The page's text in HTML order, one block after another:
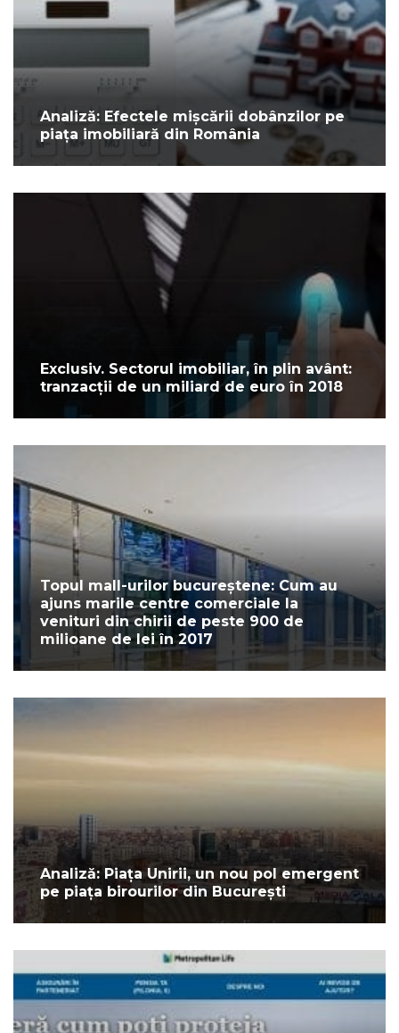
Analiză: Efectele mișcării dobânzilor pe
piața imobiliară din România
Exclusiv. Sectorul imobiliar, în plin avânt:
tranzacții de un miliard de euro în 2018
Topul mall-urilor bucureștene: Cum au
ajuns marile centre comerciale la
venituri din chirii de peste 900 de
milioane de lei în 2017
Analiză: Piața Unirii, un nou pol emergent
pe piața birourilor din București